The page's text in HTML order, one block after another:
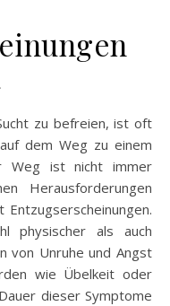
dem Weg zu einem
Weg ist nicht immer
Herausforderungen
physischer als auch
von Unruhe und Angst
wie Übelkeit oder
dieser Symptome